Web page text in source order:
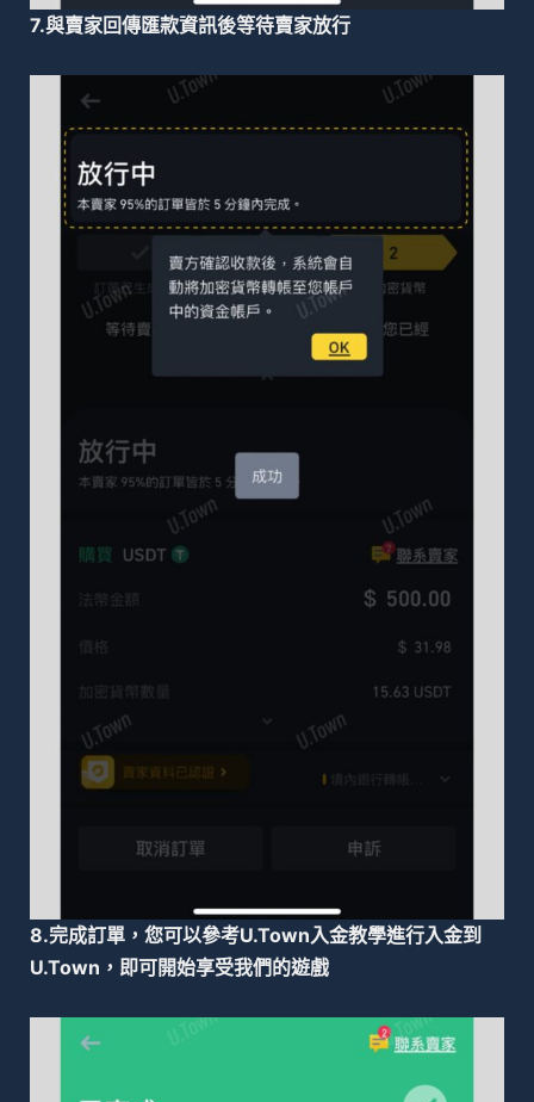
7.與賣家回傳匯款資訊後等待賣家放行
8.完成訂單，您可以參考U.Town入金教學進行入金到
U.Town，即可開始享受我們的遊戲